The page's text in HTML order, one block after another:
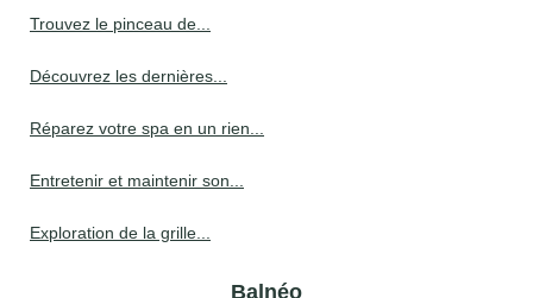
Trouvez le pinceau de...
Découvrez les dernières...
Réparez votre spa en un rien...
Entretenir et maintenir son...
Exploration de la grille...
Balnéo